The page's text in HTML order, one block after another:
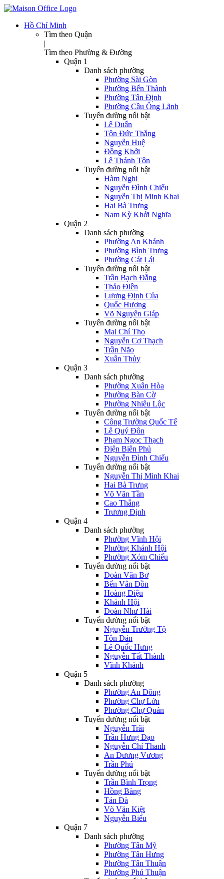
Hồ Chí Minh
Tìm theo Quận
|
Tìm theo Phường & Đường
Quận 1
Danh sách phường
Phường Sài Gòn
Phường Bến Thành
Phường Tân Định
Phường Cầu Ông Lãnh
Tuyến đường nổi bật
Lê Duẩn
Tôn Đức Thắng
Nguyễn Huệ
Đồng Khởi
Lê Thánh Tôn
Tuyến đường nổi bật
Hàm Nghi
Nguyễn Đình Chiểu
Nguyễn Thị Minh Khai
Hai Bà Trưng
Nam Kỳ Khởi Nghĩa
Quận 2
Danh sách phường
Phường An Khánh
Phường Bình Trưng
Phường Cát Lái
Tuyến đường nổi bật
Trần Bạch Đằng
Thảo Điền
Lương Định Của
Quốc Hương
Võ Nguyên Giáp
Tuyến đường nổi bật
Mai Chí Thọ
Nguyễn Cơ Thạch
Trần Não
Xuân Thủy
Quận 3
Danh sách phường
Phường Xuân Hòa
Phường Bàn Cờ
Phường Nhiêu Lộc
Tuyến đường nổi bật
Công Trường Quốc Tế
Lê Quý Đôn
Phạm Ngọc Thạch
Điện Biên Phủ
Nguyễn Đình Chiểu
Tuyến đường nổi bật
Nguyễn Thị Minh Khai
Hai Bà Trưng
Võ Văn Tần
Cao Thắng
Trương Định
Quận 4
Danh sách phường
Phường Vĩnh Hội
Phường Khánh Hội
Phường Xóm Chiếu
Tuyến đường nổi bật
Đoàn Văn Bơ
Bến Vân Đồn
Hoàng Diệu
Khánh Hội
Đoàn Như Hài
Tuyến đường nổi bật
Nguyễn Trường Tộ
Tôn Đản
Lê Quốc Hưng
Nguyễn Tất Thành
Vĩnh Khánh
Quận 5
Danh sách phường
Phường An Đông
Phường Chợ Lớn
Phường Chợ Quán
Tuyến đường nổi bật
Nguyễn Trãi
Trần Hưng Đạo
Nguyễn Chí Thanh
An Dương Vương
Trần Phú
Tuyến đường nổi bật
Trần Bình Trọng
Hồng Bàng
Tản Đà
Võ Văn Kiệt
Nguyễn Biểu
Quận 7
Danh sách phường
Phường Tân Mỹ
Phường Tân Hưng
Phường Tân Thuận
Phường Phú Thuận